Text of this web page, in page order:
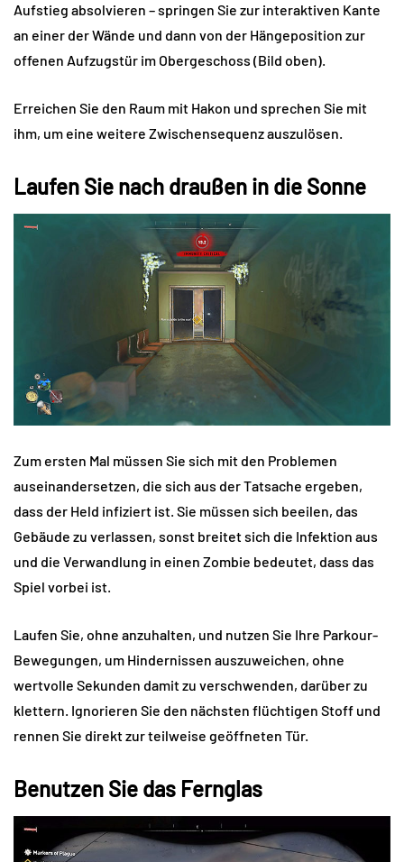
Aufstieg absolvieren – springen Sie zur interaktiven Kante
an einer der Wände und dann von der Hängeposition zur
offenen Aufzugstür im Obergeschoss (Bild oben).
Erreichen Sie den Raum mit Hakon und sprechen Sie mit
ihm, um eine weitere Zwischensequenz auszulösen.
Laufen Sie nach draußen in die Sonne
Zum ersten Mal müssen Sie sich mit den Problemen
auseinandersetzen, die sich aus der Tatsache ergeben,
dass der Held infiziert ist. Sie müssen sich beeilen, das
Gebäude zu verlassen, sonst breitet sich die Infektion aus
und die Verwandlung in einen Zombie bedeutet, dass das
Spiel vorbei ist.
Laufen Sie, ohne anzuhalten, und nutzen Sie Ihre Parkour-
Bewegungen, um Hindernissen auszuweichen, ohne
wertvolle Sekunden damit zu verschwenden, darüber zu
klettern. Ignorieren Sie den nächsten flüchtigen Stoff und
rennen Sie direkt zur teilweise geöffneten Tür.
Benutzen Sie das Fernglas